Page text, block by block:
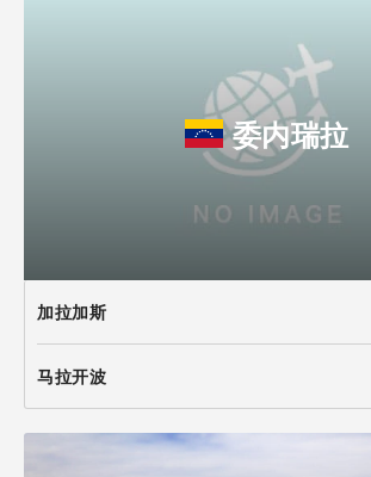
委内瑞拉
加拉加斯
马拉开波